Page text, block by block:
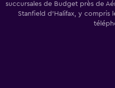
succursales de Budget près de
Stanfield d'Halifax, y compris